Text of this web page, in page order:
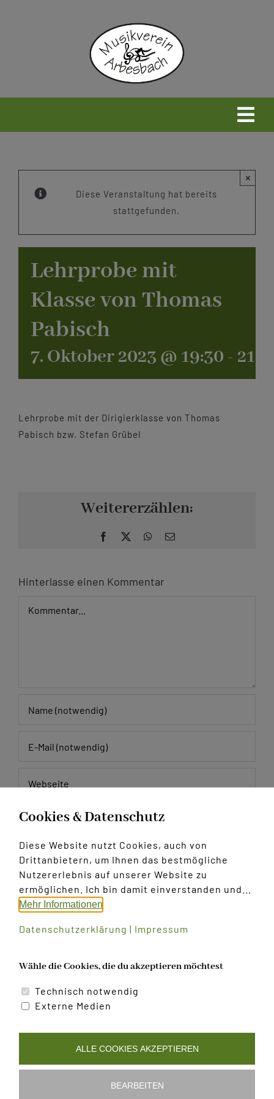
Neues
Wir
Infos
Diese Veranstaltung hat bereits
stattgefunden.
×
Lehrprobe mit
Klasse von Thomas
Pabisch
7. Oktober 2023 @ 19:30 -
Lehrprobe mit der Dirigierklasse von Thomas
Pabisch bzw. Stefan Grübel
Weitererzählen:
Facebook WhatsApp
Hinterlasse einen Kommentar
Meinen Namen, E-Mail und Website in diesem
Browser speichern, bis ich wieder kommentiere.
Probe
Cookies & Datenschutz
Diese Website nutzt Cookies, auch von
Drittanbietern, um Ihnen das bestmögliche
Nutzererlebnis auf unserer Website zu
ermöglichen. Ich bin damit einverstanden und...
Mehr Informationen
Datenschutzerklärung | Impressum
Wähle die Cookies, die du akzeptieren möchtest
Technisch notwendig
Externe Medien
ALLE COOKIES AKZEPTIEREN
BEARBEITEN